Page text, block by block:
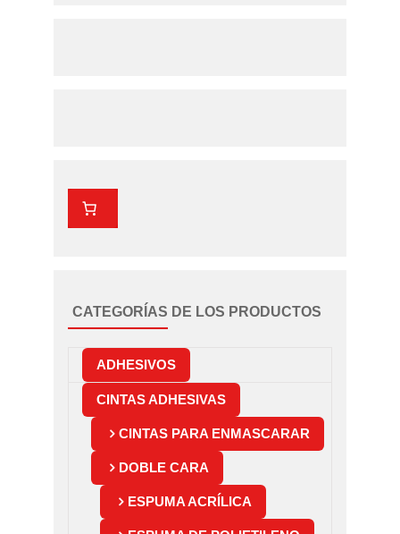
CATEGORÍAS DE LOS PRODUCTOS
ADHESIVOS
CINTAS ADHESIVAS
CINTAS PARA ENMASCARAR
DOBLE CARA
ESPUMA ACRÍLICA